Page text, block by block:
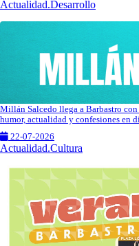
Actualidad.Desarrollo
Millán Salcedo llega a Barbastro
humor, actualidad y confesiones en
22-07-2026
Actualidad.Cultura